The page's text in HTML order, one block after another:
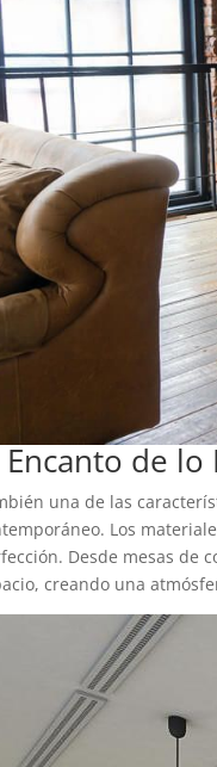
Encanto de
una de las
Los
Desde mesas de
creando una